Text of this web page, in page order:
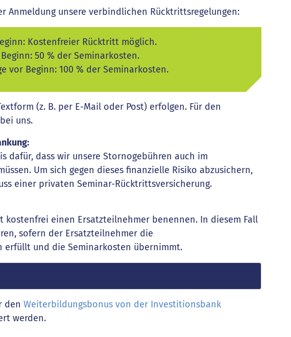
Anmeldung unsere verbindlichen Rücktrittsregelungen:
Kostenfreier Rücktritt möglich.
50 % der Seminarkosten.
vor Beginn: 100 % der Seminarkosten.
(z. B. per E-Mail oder Post) erfolgen. Für den
uns.
dafür, dass wir unsere Stornogebühren auch im
Um sich gegen dieses finanzielle Risiko abzusichern,
einer privaten Seminar-Rücktrittsversicherung.
kostenfrei einen Ersatzteilnehmer benennen. In diesem Fall
sofern der Ersatzteilnehmer die
erfüllt und die Seminarkosten übernimmt.
den Weiterbildungsbonus von der Investitionsbank
werden.